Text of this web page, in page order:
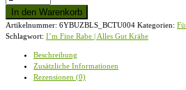
Fine
Rabe
|
Alles
In den Warenkorb
Artikelnummer: 6YBUZBLS_BCTU004 Kategorien:
Schlagwort: I’m Fine Rabe | Alles Gut Krähe
Beschreibung
Zusätzliche Informationen
Rezensionen (0)